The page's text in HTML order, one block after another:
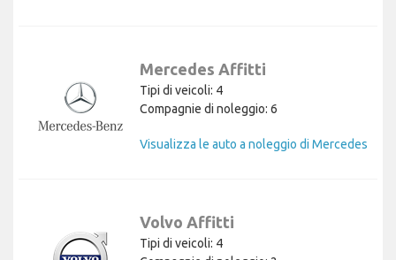
Mercedes Affitti
Tipi di veicoli: 4
Compagnie di noleggio: 6
Visualizza le auto a noleggio di Mercedes
Volvo Affitti
Tipi di veicoli: 4